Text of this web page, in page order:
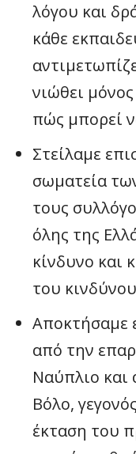
λόγου και
κάθε
νιώθει
πώς μπορεί
Στείλαμε
σωματεία
τους
όλης της
κίνδυνο και
του
Αποκτήσαμε
από την
Ναύπλιο και
Βόλο,
έκταση του